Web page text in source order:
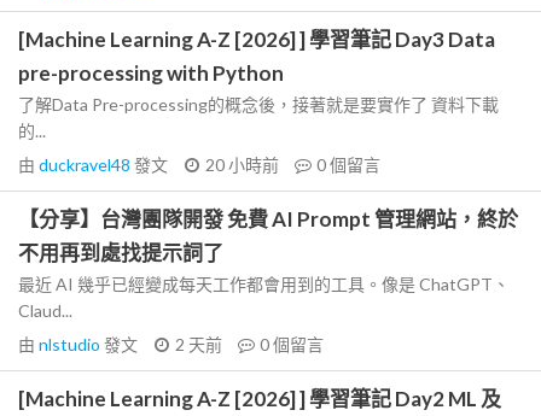
[Machine Learning A-Z [2026] ] 學習筆記 Day3 Data
pre-processing with Python
了解Data Pre-processing的概念後，接著就是要實作了 資料下載
的...
由 duckravel48 發文 20 小時前 0個留言
【分享】台灣團隊開發 免費 AI Prompt 管理網站，終於
不用再到處找提示詞了
最近 AI 幾乎已經變成每天工作都會用到的工具。像是 ChatGPT、
Claud...
由 nlstudio 發文 2 天前 0個留言
[Machine Learning A-Z [2026] ] 學習筆記 Day2 ML 及